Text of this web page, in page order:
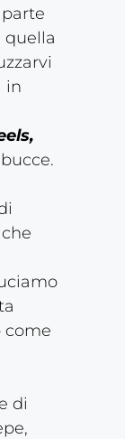
quella
in
come
di